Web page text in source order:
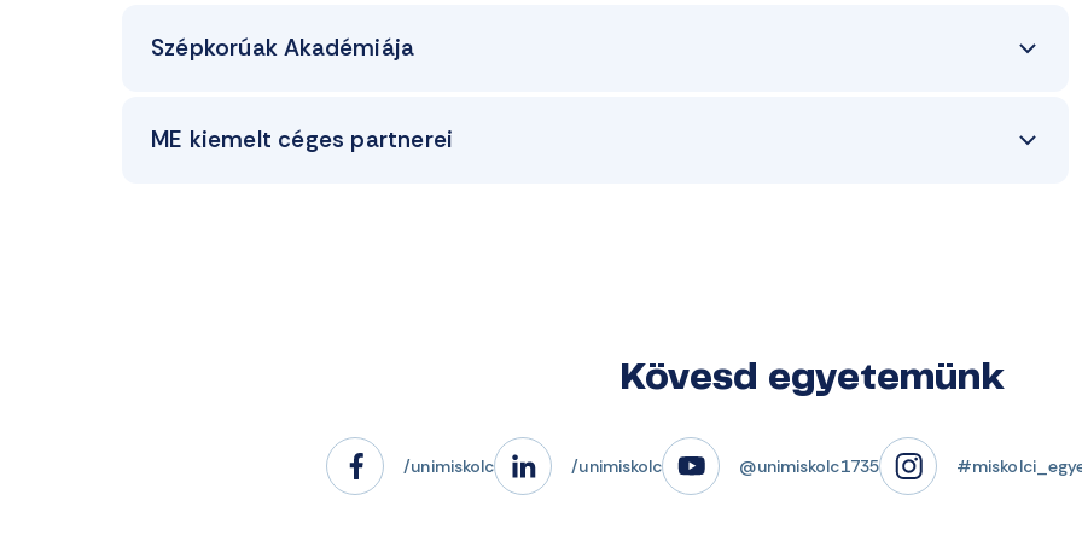
Szépkorúak Akadémiája
ME kiemelt céges partnerei
Kövesd egyetemünk
/unimiskolc /unimiskolc @unimiskolc1735